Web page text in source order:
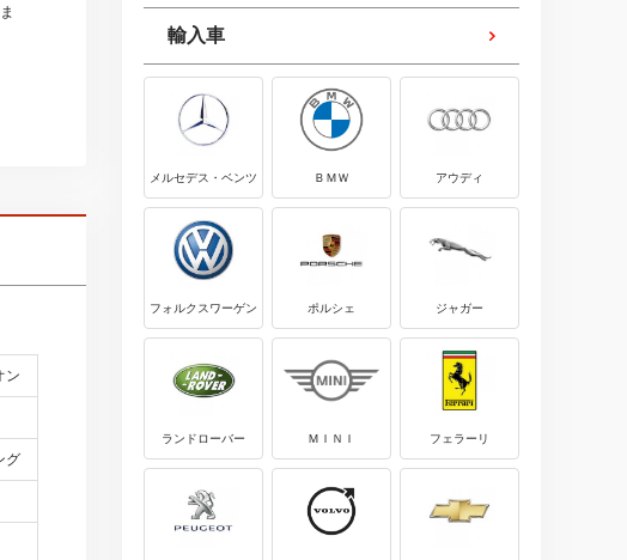
ン
グ
輸入車
メルセデス・ベンツ ＢＭＷ アウディ
フォルクスワーゲン ポルシェ ジャガー
ランドローバー ＭＩＮＩ フェラーリ